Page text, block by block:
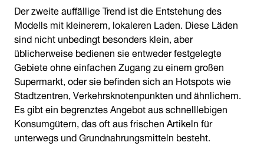
Der zweite auffällige Trend ist die Entstehung des
Modells mit kleinerem, lokaleren Laden. Diese Läden
sind nicht unbedingt besonders klein, aber
üblicherweise bedienen sie entweder festgelegte
Gebiete ohne einfachen Zugang zu einem großen
Supermarkt, oder sie befinden sich an Hotspots wie
Stadtzentren, Verkehrsknotenpunkten und ähnlichem.
Es gibt ein begrenztes Angebot aus schnelllebigen
Konsumgütern, das oft aus frischen Artikeln für
unterwegs und Grundnahrungsmitteln besteht.